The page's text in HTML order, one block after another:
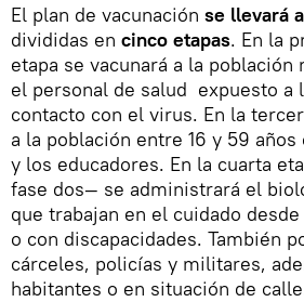
El plan de vacunación se llevará
divididas en cinco etapas. En la
etapa se vacunará a la
el personal de salud expuesto a
contacto con el virus. En la
a la población entre 16 y 59
y los educadores. En la cuarta
fase dos— se administrará el
que trabajan en el cuidado
o con discapacidades. También
cárceles, policías y militares,
habitantes o en situación de